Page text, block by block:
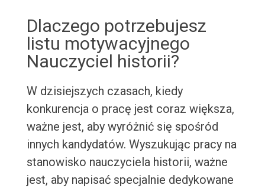
Dlaczego potrzebujesz
listu motywacyjnego
Nauczyciel historii?
W dzisiejszych czasach, kiedy
konkurencja o pracę jest coraz większa,
ważne jest, aby wyróżnić się spośród
innych kandydatów. Wyszukując pracy na
stanowisko nauczyciela historii, ważne
jest, aby napisać specjalnie dedykowane